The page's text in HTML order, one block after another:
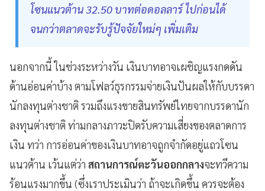
โซนแนวต้าน 32.50 บาทต่อดอลลาร์ ไปก่อนได้
จนกว่าตลาดจะรับรู้ปัจจัยใหม่ๆ เพิ่มเติม
นอกจากนี้ ในช่วงระหว่างวัน เงินบาทอาจเผชิญแรงกดดัน
ด้านอ่อนค่าบ้าง ตามโฟลว์ธุรกรรมจ่ายเงินปันผลให้กับบรรดา
นักลงทุนต่างชาติ รวมถึงแรงขายสินทรัพย์ไทยจากบรรดานัก
ลงทุนต่างชาติ ท่ามกลางภาวะปิดรับความเสี่ยงของตลาดการ
เงิน ทว่า การอ่อนค่าของเงินบาทอาจถูกจำกัดอยู่แถวโซน
แนวต้าน เว้นแต่ว่า สถานการณ์ตะวันออกกลางจะทวีความ
ร้อนแรงมากขึ้น (ซึ่งเราประเมินว่า ถ้าจะเกิดขึ้น ควรจะต้อง